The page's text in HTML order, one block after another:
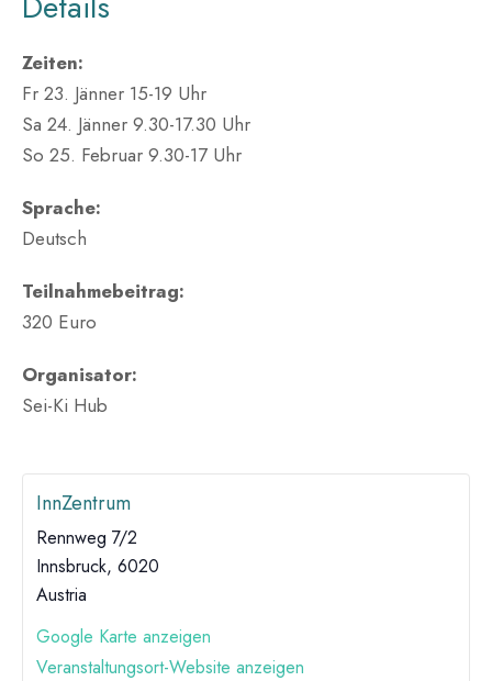
Zeiten:
Fr 23. Jänner 15-19 Uhr
Sa 24. Jänner 9.30-17.30 Uhr
So 25. Februar 9.30-17 Uhr
Sprache:
Deutsch
Teilnahmebeitrag:
320 Euro
Organisator:
Sei-Ki Hub
InnZentrum
Rennweg 7/2
Innsbruck, 6020
Austria
Google Karte anzeigen
Veranstaltungsort-Website anzeigen